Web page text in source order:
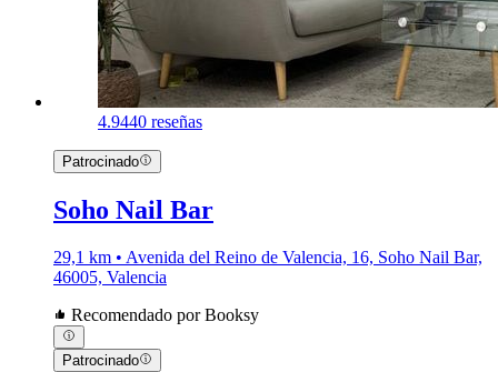
4.9440 reseñas
Patrocinado
Soho Nail Bar
29,1 km • Avenida del Reino de Valencia, 16, Soho Nail Bar,
46005, Valencia
Recomendado por Booksy
Patrocinado